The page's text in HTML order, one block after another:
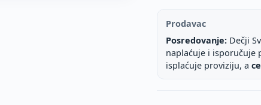
Prodavac
Posredovanje: Dečji
naplaćuje i isporučuje
isplaćuje proviziju, a